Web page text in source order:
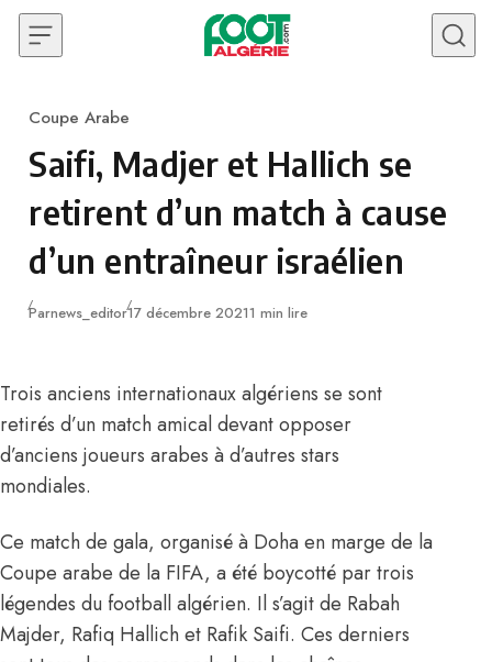
Skip to content
Category
Coupe Arabe
Saifi, Madjer et Hallich se
retirent d’un match à cause
d’un entraîneur israélien
Parnews_editorPublié
17 décembre 20211 min lire
Trois anciens internationaux algériens se sont
retirés d’un match amical devant opposer
d’anciens joueurs arabes à d’autres stars
mondiales.
Ce match de gala, organisé à Doha en marge de la
Coupe arabe de la FIFA, a été boycotté par trois
légendes du football algérien. Il s’agit de Rabah
Majder, Rafiq Hallich et Rafik Saifi. Ces derniers